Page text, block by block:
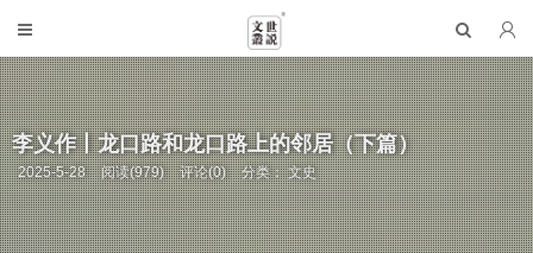
李义作丨龙口路和龙口路上的邻居（下篇）
2025-5-28 阅读(979) 评论(0) 分类：文史